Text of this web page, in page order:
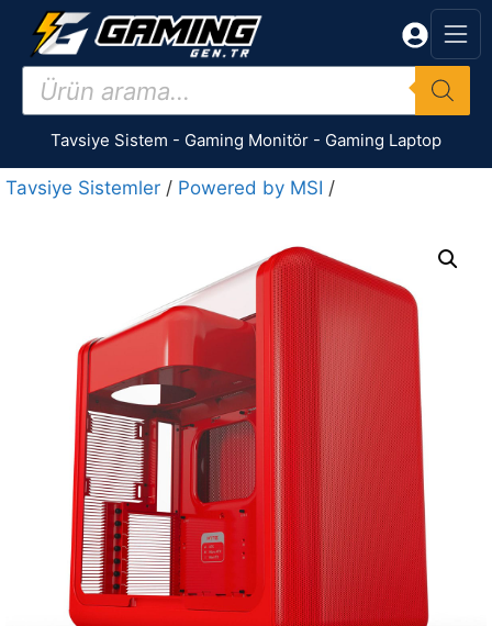
İçeriğe
Products
search
Tavsiye Sistem - Gaming Monitör - Gaming Laptop
Tavsiye Sistemler / Powered by MSI /